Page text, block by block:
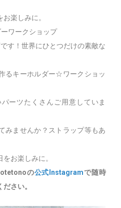
楽しみに。
ーワークショップ
す！世界にひとつだけの素敵な
るキーホルダー☆ワークショッ
ーツたくさんご用意していま
みませんか？ストラップ等もあ
お楽しみに。
の公式Instagramで随時
さい。